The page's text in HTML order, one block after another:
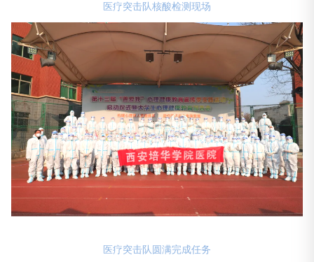
医疗突击队核酸检测现场
医疗突击队圆满完成任务